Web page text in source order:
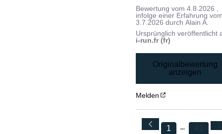
Bewertung vom4.8.2026 ,
infolge einer Erfahrung
3.7.2026 durchAlain A.
Ursprünglich veröffentlicht
i-run.fr (fr)
Originalbewertung
anzeigen
Melden
1 41